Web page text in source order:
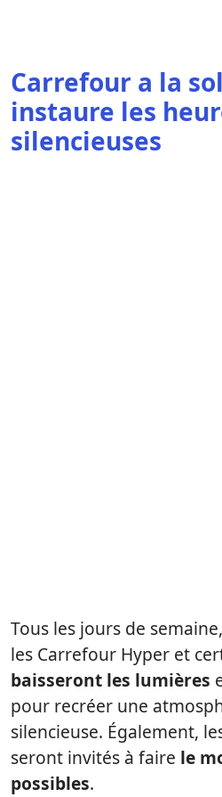
Carrefour a la
instaure les
silencieuses
Tous les jours de semaine,
les Carrefour Hyper et
baisseront les lumières
pour recréer une
silencieuse. Également,
seront invités à faire le
possibles.